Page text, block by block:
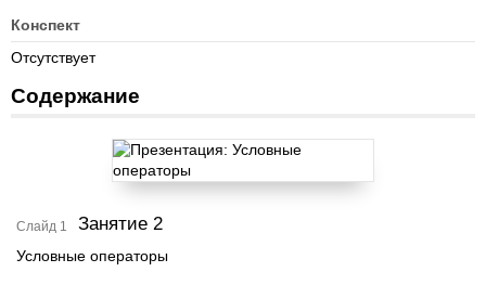
Конспект
Отсутствует
Содержание
Слайд 1 Занятие 2
Условные операторы